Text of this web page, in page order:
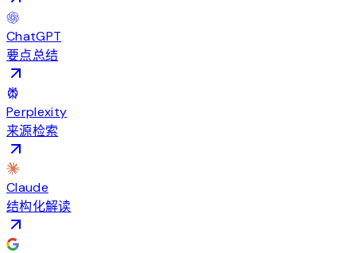
ChatGPT
要点总结
Perplexity
来源检索
Claude
结构化解读